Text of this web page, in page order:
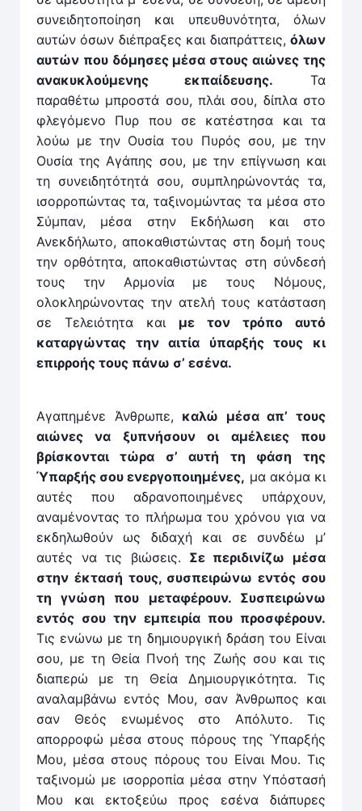
συνειδητοποίηση και υπευθυνότητα, όλων
αυτών όσων διέπραξες και διαπράττεις, όλων
αυτών που δόμησες μέσα στους αιώνες της
ανακυκλούμενης εκπαίδευσης. Τα
παραθέτω μπροστά σου, πλάι σου, δίπλα στο
φλεγόμενο Πυρ που σε κατέστησα και τα
λούω με την Ουσία του Πυρός σου, με την
Ουσία της Αγάπης σου, με την επίγνωση και
τη συνειδητότητά σου, συμπληρώνοντάς τα,
ισορροπώντας τα, ταξινομώντας τα μέσα στο
Σύμπαν, μέσα στην Εκδήλωση και στο
Ανεκδήλωτο, αποκαθιστώντας στη δομή τους
την ορθότητα, αποκαθιστώντας στη σύνδεσή
τους την Αρμονία με τους Νόμους,
ολοκληρώνοντας την ατελή τους κατάσταση
σε Τελειότητα και με τον τρόπο αυτό
καταργώντας την αιτία ύπαρξής τους κι
επιρροής τους πάνω σ’ εσένα.
Αγαπημένε Άνθρωπε, καλώ μέσα απ’ τους
αιώνες να ξυπνήσουν οι αμέλειες που
βρίσκονται τώρα σ’ αυτή τη φάση της
Ύπαρξής σου ενεργοποιημένες, μα ακόμα κι
αυτές που αδρανοποιημένες υπάρχουν,
αναμένοντας το πλήρωμα του χρόνου για να
εκδηλωθούν ως διδαχή και σε συνδέω μ’
αυτές να τις βιώσεις. Σε περιδινίζω μέσα
στην έκτασή τους, συσπειρώνω εντός σου
τη γνώση που μεταφέρουν. Συσπειρώνω
εντός σου την εμπειρία που προσφέρουν.
Τις ενώνω με τη δημιουργική δράση του Είναι
σου, με τη Θεία Πνοή της Ζωής σου και τις
διαπερώ με τη Θεία Δημιουργικότητα. Τις
αναλαμβάνω εντός Μου, σαν Άνθρωπος και
σαν Θεός ενωμένος στο Απόλυτο. Τις
απορροφώ μέσα στους πόρους της Ύπαρξής
Μου, μέσα στους πόρους του Είναι Μου. Τις
ταξινομώ με ισορροπία μέσα στην Υπόστασή
Μου και εκτοξεύω προς εσένα διάπυρες